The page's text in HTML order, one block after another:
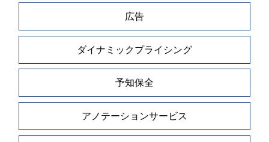
広告
ダイナミックプライシング
予知保全
アノテーションサービス